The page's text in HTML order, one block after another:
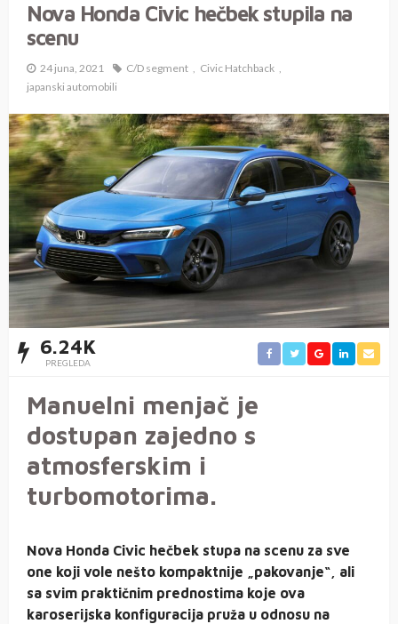
Nova Honda Civic hečbek stupila na
scenu
24 juna, 2021 C/D segment
Civic Hatchback
japanski automobili
6.24K
PREGLEDA
Manuelni menjač je
dostupan zajedno s
atmosferskim i
turbomotorima.
Nova Honda Civic hečbek stupa na scenu za sve
one koji vole nešto kompaktnije „pakovanje“, ali
sa svim praktičnim prednostima koje ova
karoserijska konfiguracija pruža u odnosu na